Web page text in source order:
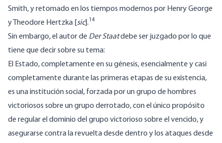
Smith, y retomado en los tiempos modernos por Henry George
y Theodore Hertzka [ sic].14
Sin embargo, el autor de Der Staatdebe ser juzgado por lo que
tiene que decir sobre su tema:
El Estado, completamente en su génesis, esencialmente y casi
completamente durante las primeras etapas de su existencia,
es una institución social, forzada por un grupo de hombres
victoriosos sobre un grupo derrotado, con el único propósito
de regular el dominio del grupo victorioso sobre el vencido, y
asegurarse contra la revuelta desde dentro y los ataques desde